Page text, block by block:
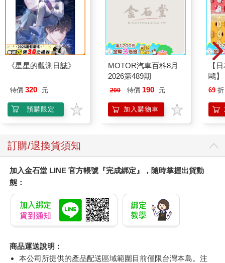
《星星的觀測日誌》
特價 320 元
預購限定
MOTOR汽車百科8月
2026第489期
200 特價 190 元
加入購物車
【
鷗
(8款
企鵝
69 折
訂購/退換貨須知
加入金石堂 LINE 官方帳號『完成綁定』，隨時掌握出貨動
態：
商品運送說明：
本公司所提供的產品配送區域範圍目前僅限台灣本島。注